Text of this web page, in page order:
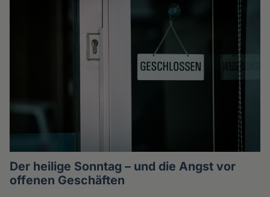
Der heilige Sonntag – und die Angst vor
offenen Geschäften